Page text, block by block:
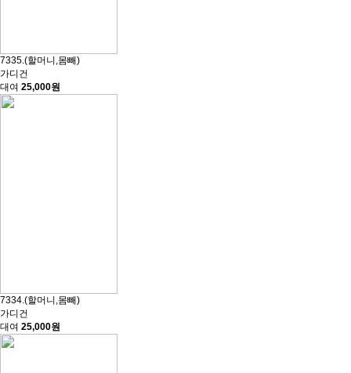
7335.(할머니,몸빼)
가디건
대여 25,000원
7334.(할머니,몸빼)
가디건
대여 25,000원